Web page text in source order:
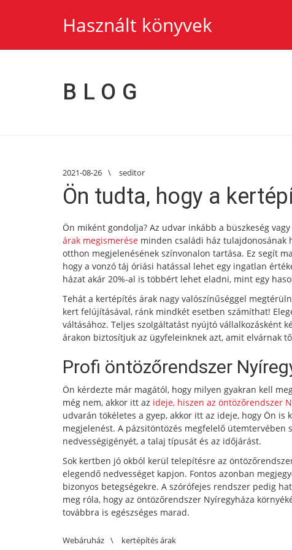
Használt könyvek
BLOG
2021-08-26 \ seditor
Ön tudta, hogy a
Ön miként gondolja? Az udvar inkább a büszkeség
árak megismerése minden családi ház tulajdonosának
otthon megjelenésének színvonalon tartása. Ez segít
hogy a vonzó táj óriási hatással lehet egy ingatlan
házat akár 20%-al is többért lehet eladni, mint egy
Tehát a kertépítés árak nagy valószínűséggel
kert felújításával, ránk mindkét esetben számíthat!
váltásához. Teljes szolgáltatást nyújtó vállalkozásként
árakon biztosítjuk az ügyfeleinknek azt, amit elvárnak
Profi öntözőrendszer
Ön kérdezte már magától, hogy milyen gyakran kell
még nem, akkor itt az ideje, hiszen az öntözőrendszer
udvarán tökéletes a gyep, akkor itt az ideje, hogy Ön
megjelenést. A pázsitöntözés megfelelő ütemtervében
nedvességigényét, a talaj típusát és az időjárást.
Sok kertben jó okból kerül telepítésre az
elegendő nedvességet kapjon. Fontos azonban
bizonyos betegségekre. A szórófejes rendszer pedig
meg róla, hogy az öntözőrendszer Nyíregyháza
továbbra is egészséges marad.
Webáruház \ kertépítés árak